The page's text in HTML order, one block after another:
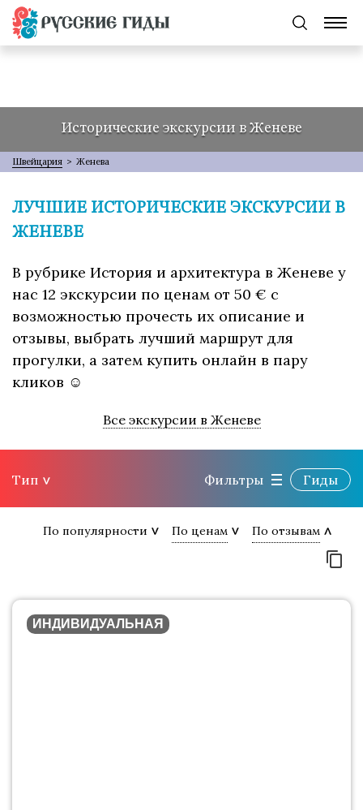
Исторические экскурсии в Женеве
Швейцария > Женева
ЛУЧШИЕ ИСТОРИЧЕСКИЕ ЭКСКУРСИИ В
ЖЕНЕВЕ
В рубрике История и архитектура в Женеве у
нас 12 экскурсии по ценам от 50 € с
возможностью прочесть их описание и
отзывы, выбрать лучший маршрут для
прогулки, а затем купить онлайн в пару
кликов ☺
Все экскурсии в Женеве
Тип Фильтры Гиды
По популярности По ценам По отзывам
ИНДИВИДУАЛЬНАЯ